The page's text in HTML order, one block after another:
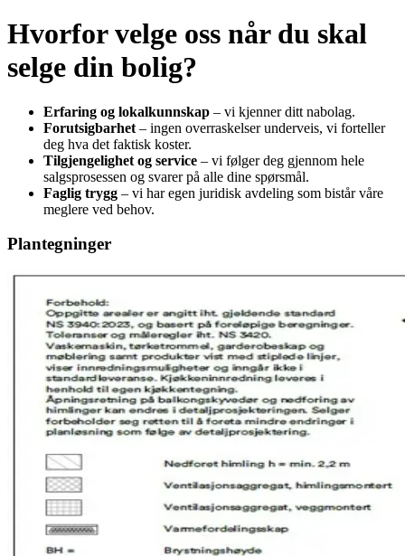
Hvorfor velge oss når du skal
selge din bolig?
Erfaring og lokalkunnskap – vi kjenner ditt nabolag.
Forutsigbarhet – ingen overraskelser underveis, vi forteller
deg hva det faktisk koster.
Tilgjengelighet og service – vi følger deg gjennom hele
salgsprosessen og svarer på alle dine spørsmål.
Faglig trygg – vi har egen juridisk avdeling som bistår våre
meglere ved behov.
Plantegninger